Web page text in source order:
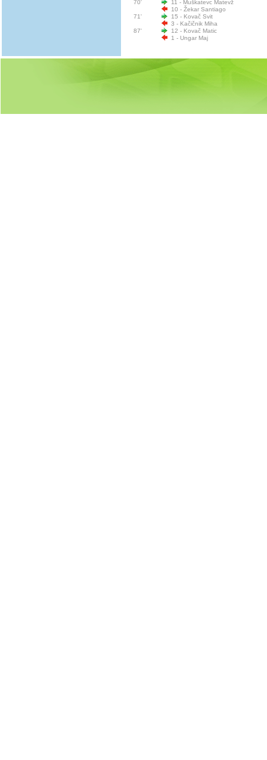
70'
11 - Muškatevc Matevž
10 - Žekar Santiago
71'
15 - Kovač Svit
3 - Kačičnik Miha
87'
12 - Kovač Matic
1 - Ungar Maj